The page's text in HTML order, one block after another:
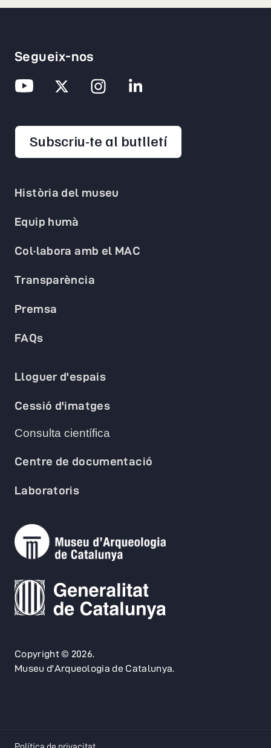
Copyright © 2026.
Museu d'Arqueologia de Catalunya.
Història del museu
Equip humà
Col·labora amb el MAC
Transparència
Premsa
FAQs
Lloguer d'espais
Cessió d'imatges
Consulta científica
Centre de documentació
Laboratoris
Segueix-nos
Subscriu-te al butlletíopens in a new